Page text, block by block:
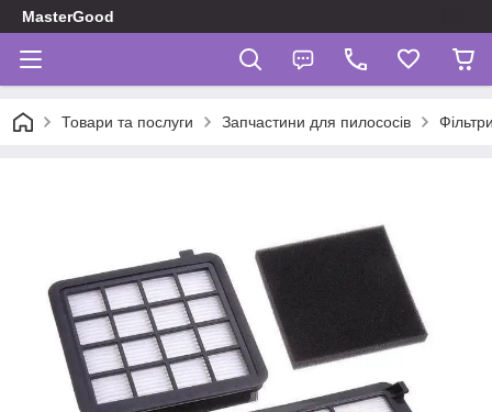
MasterGood
Товари та послуги Запчастини для пилососів